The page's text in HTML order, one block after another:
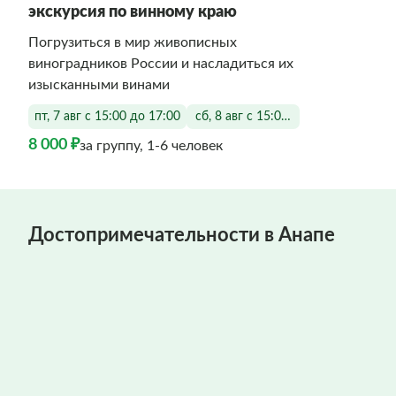
экскурсия по винному краю
Погрузиться в мир живописных
виноградников России и насладиться их
изысканными винами
пт, 7 авг с 15:00 до 17:00 сб, 8 авг с 15:00 до 17:00
8 000 ₽за группу, 1-6 человек
Достопримечательности в Анапе